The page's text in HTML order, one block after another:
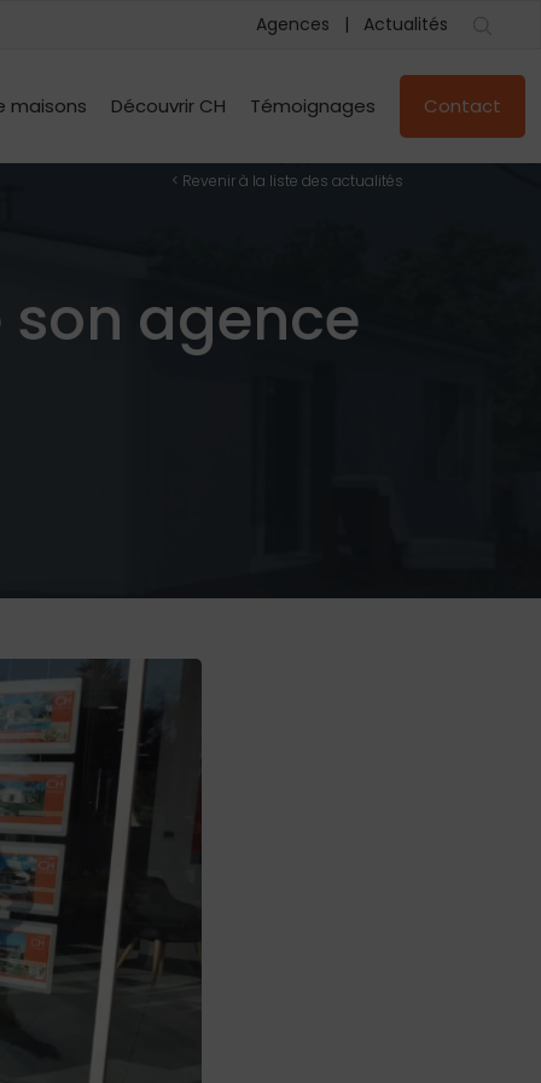
Agences Actualités
maisons Découvrir CH Témoignages Contact
< Revenir à la liste des actualités
agence